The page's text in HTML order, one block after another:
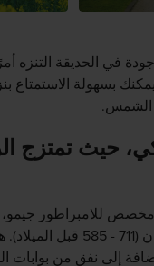
في الحديقة التنزه
بسهولة الاستمتاع
الشمس.
حيث تمتزج
للامبراطور جيمو،
أسطوري في اليابان (711 -
إلى نفق من بوابات